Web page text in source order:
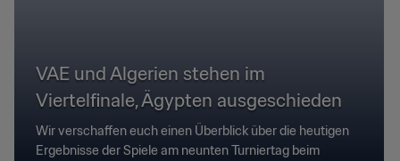
VAE und Algerien stehen im
Viertelfinale, Ägypten ausgeschieden
Wir verschaffen euch einen Überblick über die heutigen
Ergebnisse der Spiele am neunten Turniertag beim